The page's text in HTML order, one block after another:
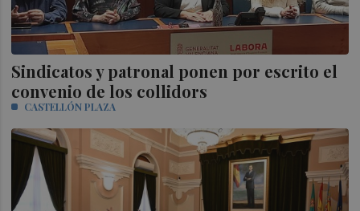
Sindicatos y patronal ponen por escrito el
convenio de los collidors
CASTELLÓN PLAZA